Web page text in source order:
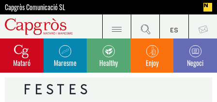
Capgròs Comunicació SL
Mataró Maresme Healthy Enjoy Negoci
FESTES